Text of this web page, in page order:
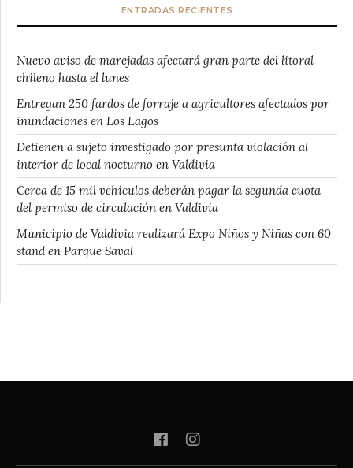
ENTRADAS RECIENTES
Nuevo aviso de marejadas afectará gran parte del litoral
chileno hasta el lunes
Entregan 250 fardos de forraje a agricultores afectados por
inundaciones en Los Lagos
Detienen a sujeto investigado por presunta violación al
interior de local nocturno en Valdivia
Cerca de 15 mil vehículos deberán pagar la segunda cuota
del permiso de circulación en Valdivia
Municipio de Valdivia realizará Expo Niños y Niñas con 60
stand en Parque Saval